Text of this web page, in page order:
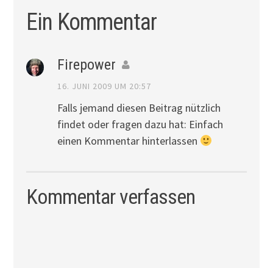
Ein Kommentar
Firepower
16. JUNI 2009 UM 20:57
Falls jemand diesen Beitrag nützlich
findet oder fragen dazu hat: Einfach
einen Kommentar hinterlassen
Kommentar verfassen